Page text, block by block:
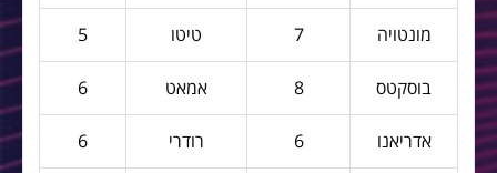
מונטויה 7 טיטו 5
בוסקטס 8 אמאט 6
אדריאנו 6 רודרי 6